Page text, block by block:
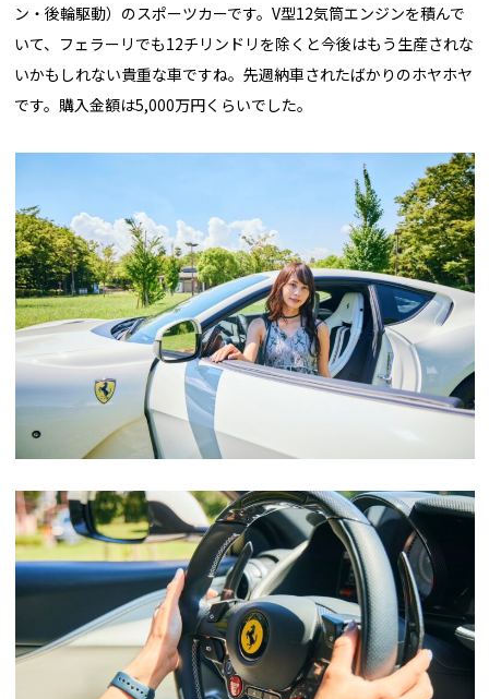
ン・後輪駆動）のスポーツカーです。V型12気筒エンジンを積んで
いて、フェラーリでも12チリンドリを除くと今後はもう生産されな
いかもしれない貴重な車ですね。先週納車されたばかりのホヤホヤ
です。購入金額は5,000万円くらいでした。